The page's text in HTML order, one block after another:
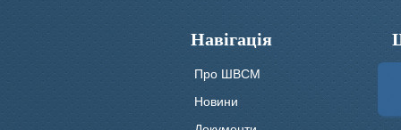
Навігація
Про ШВСМ
Новини